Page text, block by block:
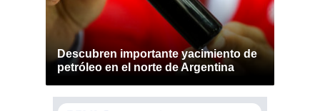
Descubren importante yacimiento de
petróleo en el norte de Argentina